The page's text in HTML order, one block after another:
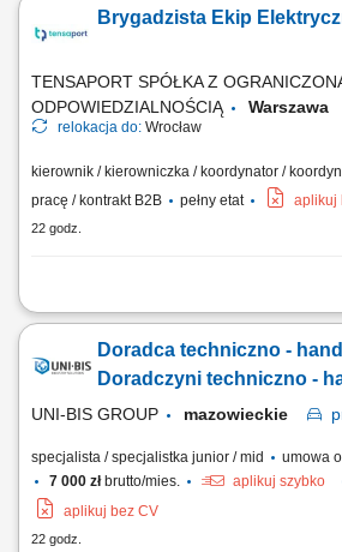
sektorze energetycznym. Koordynowanie pracy
wykonawczych oraz podwykonawców.
Brygadzista Ekip
TENSAPORT SPÓŁKA Z
ODPOWIEDZIALNOŚCIĄ
Warszawa
relokacja do: Wrocław
kierownik / kierowniczka / koordynator /
pracę / kontrakt B2B
pełny etat aplikuj
22 godz.
Zakres zadań: Zarządzanie grupą
techniczną, harmonogramami oraz
zgodności wykonywanych robót;
Doradca techniczno -
Doradczyni techniczno -
UNI-BIS GROUP mazowieckie
specjalista / specjalistka junior / mid umowa
7 000 złbrutto/mies.
aplikuj szybko
aplikuj bez CV
22 godz.